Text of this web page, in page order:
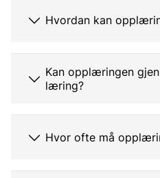
Hvordan kan
Kan opplæringen
læring?
Hvor ofte må